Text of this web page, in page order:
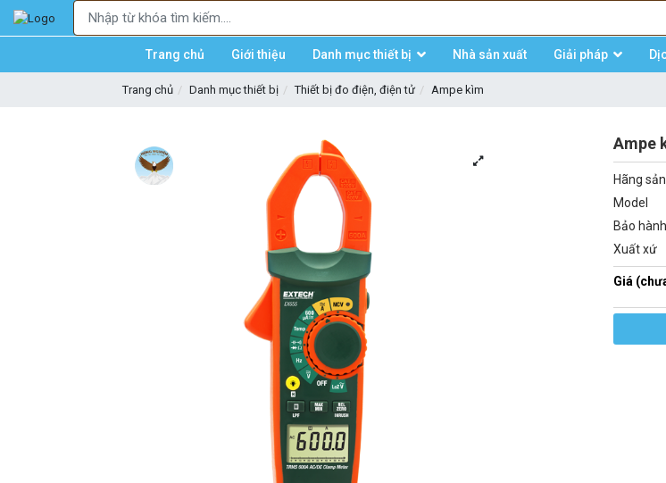
Trang chủ Giới thiệu Danh mục thiết bị Nhà sản xuất Giải pháp
Trang chủ Danh mục thiết bị Thiết bị đo điện, điện tử Ampe kìm
Ampe
Hãng
Model
Bảo hành
Xuất xứ
Giá